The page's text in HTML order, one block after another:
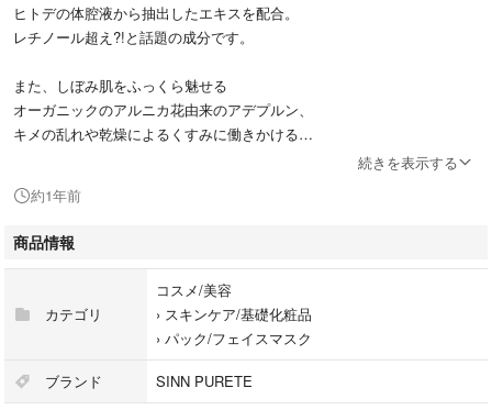
ヒトデの体腔液から抽出したエキスを配合。
レチノール超え?!と話題の成分です。
また、しぼみ肌をふっくら魅せる
オーガニックのアルニカ花由来のアデプルン、
キメの乱れや乾燥によるくすみに働きかける
なっています。
#シンピュルテ
#エイジングケア
続きを表示する
約1年前
商品情報
カテゴリ
コスメ/美容
› スキンケア/基礎化粧品
› パック/フェイスマスク
ブランド SINN PURETE